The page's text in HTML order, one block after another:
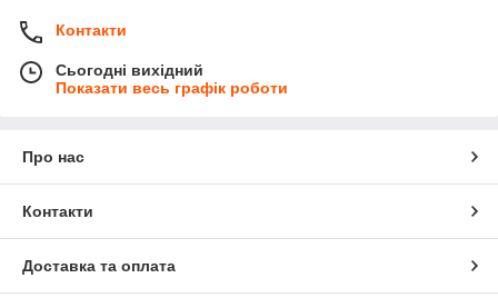
Контакти
Сьогодні вихідний
Показати весь графік роботи
Про нас
Контакти
Доставка та оплата